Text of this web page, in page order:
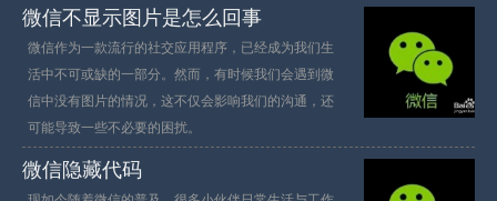
微信不显示图片是怎么回事
微信作为一款流行的社交应用程序，已经成为我们生
活中不可或缺的一部分。然而，有时候我们会遇到微
信中没有图片的情况，这不仅会影响我们的沟通，还
可能导致一些不必要的困扰。
微信隐藏代码